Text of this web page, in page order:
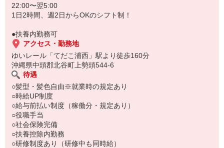
せん。※一部店舗を除く
取り間違いもなく安心でスムーズ♪
マニュアルも用意していますので飲食店が初めての方でも大丈夫！
もちろん先輩クルーがしっかり教えてくれるので安心してくださ
い。
22:00〜翌5:00
1日2時間、週2日からOKのシフト制！
●扶養内勤務可
アクセス・勤務地
ゆいレール「てだこ浦西」駅より徒歩160分
沖縄県中頭郡北谷町上勢頭544-6
待遇
○髪型・髪色自由※就業時の規定あり
○時給UP制度
○給与前払い制度（稼働分・規定あり）
○役職手当
○社会保険完備
○扶養控除内勤務
○研修制度あり（研修中も同時給）